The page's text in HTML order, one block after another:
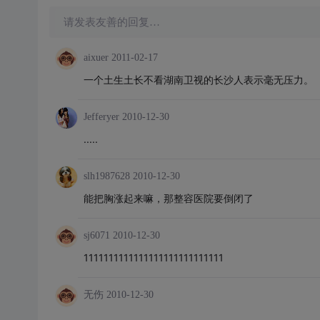
请发表友善的回复…
aixuer 2011-02-17
一个土生土长不看湖南卫视的长沙人表示毫无压力。
Jefferyer 2010-12-30
.....
slh1987628 2010-12-30
能把胸涨起来嘛，那整容医院要倒闭了
sj6071 2010-12-30
1111111111111111111111111111
无伤 2010-12-30